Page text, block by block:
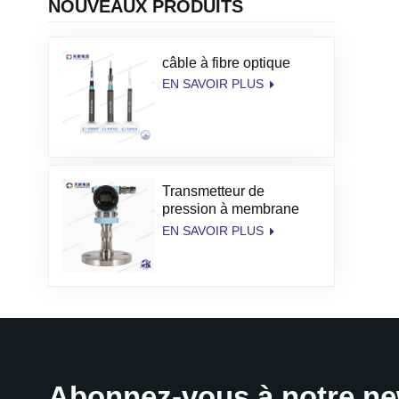
NOUVEAUX PRODUITS
câble à fibre optique
EN SAVOIR PLUS
Transmetteur de
pression à membrane
haute température
EN SAVOIR PLUS